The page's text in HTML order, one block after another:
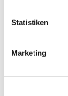
Statistiken
Marketing